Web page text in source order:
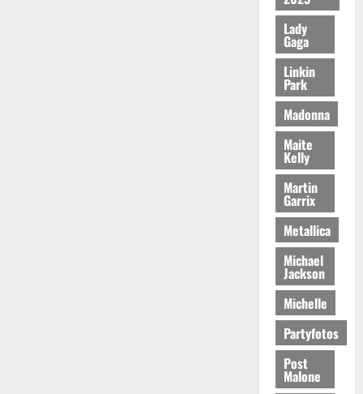
Lady
Gaga
Linkin
Park
Madonna
Maite
Kelly
Martin
Garrix
Metallica
Michael
Jackson
Michelle
Partyfotos
Post
Malone